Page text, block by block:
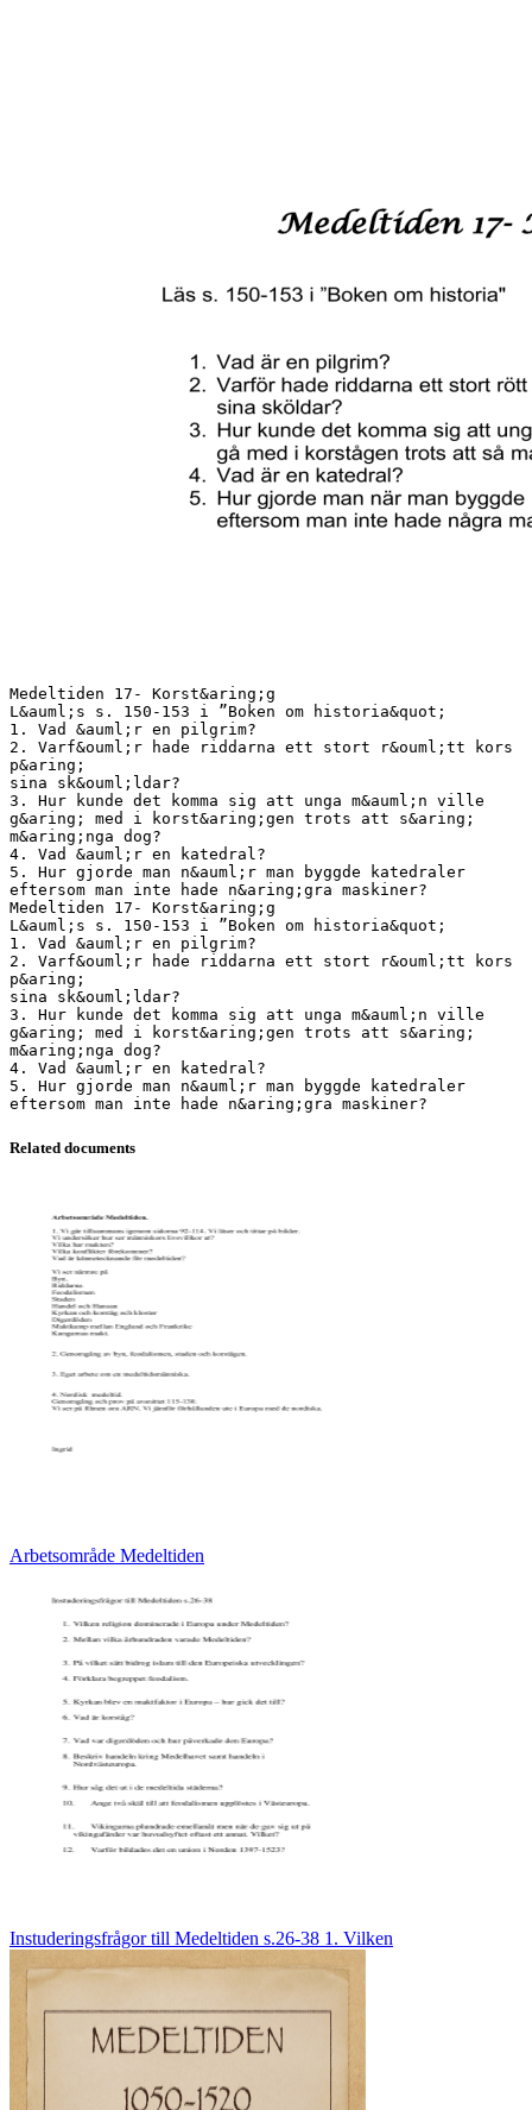
Medeltiden 17- Korst&aring;g
L&auml;s s. 150-153 i ”Boken om historia&quot;
1. Vad &auml;r en pilgrim?
2. Varf&ouml;r hade riddarna ett stort r&ouml;tt kors
p&aring;
sina sk&ouml;ldar?
3. Hur kunde det komma sig att unga m&auml;n ville
g&aring; med i korst&aring;gen trots att s&aring;
m&aring;nga dog?
4. Vad &auml;r en katedral?
5. Hur gjorde man n&auml;r man byggde katedraler
eftersom man inte hade n&aring;gra maskiner?
Medeltiden 17- Korst&aring;g
L&auml;s s. 150-153 i ”Boken om historia&quot;
1. Vad &auml;r en pilgrim?
2. Varf&ouml;r hade riddarna ett stort r&ouml;tt kors
p&aring;
sina sk&ouml;ldar?
3. Hur kunde det komma sig att unga m&auml;n ville
g&aring; med i korst&aring;gen trots att s&aring;
m&aring;nga dog?
4. Vad &auml;r en katedral?
5. Hur gjorde man n&auml;r man byggde katedraler
Related documents
Arbetsområde Medeltiden
Instuderingsfrågor till Medeltiden s.26-38 1. Vilken